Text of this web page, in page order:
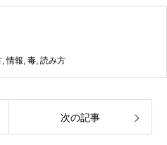
,情報, 毒, 読み方
次の記事